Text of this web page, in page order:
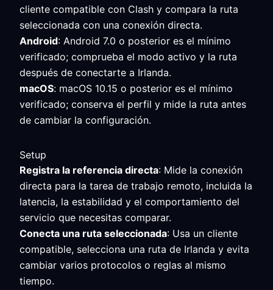
cliente compatible con Clash y compara la ruta
seleccionada con una conexión directa.
Android: Android 7.0 o posterior es el mínimo
verificado; comprueba el modo activo y la ruta
después de conectarte a Irlanda.
macOS: macOS 10.15 o posterior es el mínimo
verificado; conserva el perfil y mide la ruta antes
de cambiar la configuración.
Setup
Registra la referencia directa: Mide la conexión
directa para la tarea de trabajo remoto, incluida la
latencia, la estabilidad y el comportamiento del
servicio que necesitas comparar.
Conecta una ruta seleccionada: Usa un cliente
compatible, selecciona una ruta de Irlanda y evita
cambiar varios protocolos o reglas al mismo
tiempo.